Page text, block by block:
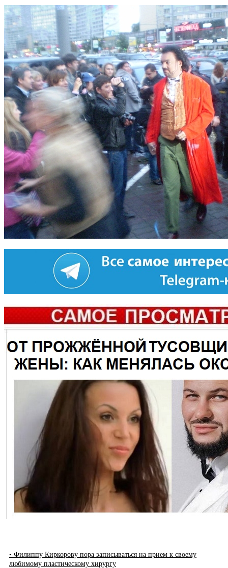
• Филиппу Киркорову пора записываться на прием к своему
любимому пластическому хирургу